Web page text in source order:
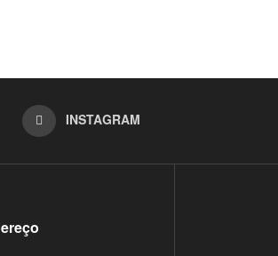
INSTAGRAM